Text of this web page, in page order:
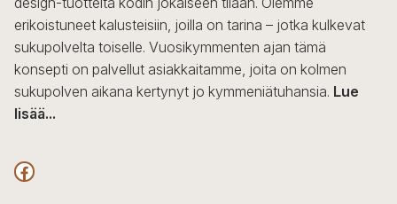
erikoistuneet kalusteisiin, joilla on tarina – jotka kulkevat
sukupolvelta toiselle. Vuosikymmenten ajan tämä
konsepti on palvellut asiakkaitamme, joita on kolmen
sukupolven aikana kertynyt jo kymmeniätuhansia. Lue
lisää...
F